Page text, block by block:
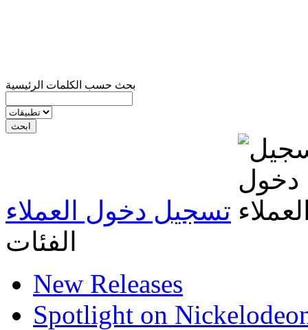
بحث حسب الكلمات الرئيسية
تسجيل دخول العملاء
الفئات
New Releases
Spotlight on